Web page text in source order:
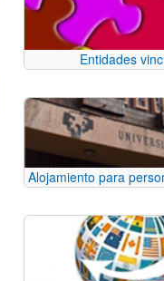
desplazarse.
Entidades
Alojamiento para